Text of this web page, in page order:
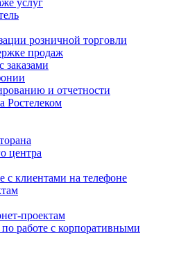
услуг
розничной торговли
продаж
заказами
и отчетности
Ростелеком
центра
с клиентами на телефоне
проектам
работе с корпоративными